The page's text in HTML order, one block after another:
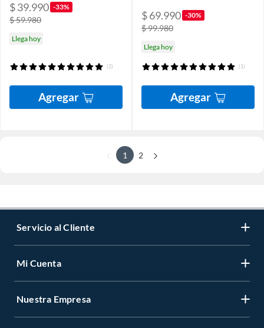
$ 39.990 -33%
$ 59.980
Llega hoy
(2)
Agregar
$ 69.990 -30%
$ 99.980
Llega hoy
(1)
Agregar
1 2
Servicio al Cliente
Mi Cuenta
Nuestra Empresa